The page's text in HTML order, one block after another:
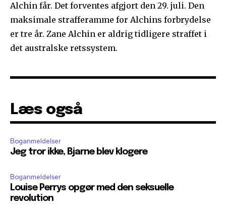
Alchin får. Det forventes afgjort den 29. juli. Den
maksimale strafferamme for Alchins forbrydelse
er tre år. Zane Alchin er aldrig tidligere straffet i
det australske retssystem.
Læs også
Boganmeldelser
Jeg tror ikke, Bjarne blev klogere
Boganmeldelser
Louise Perrys opgør med den seksuelle
revolution